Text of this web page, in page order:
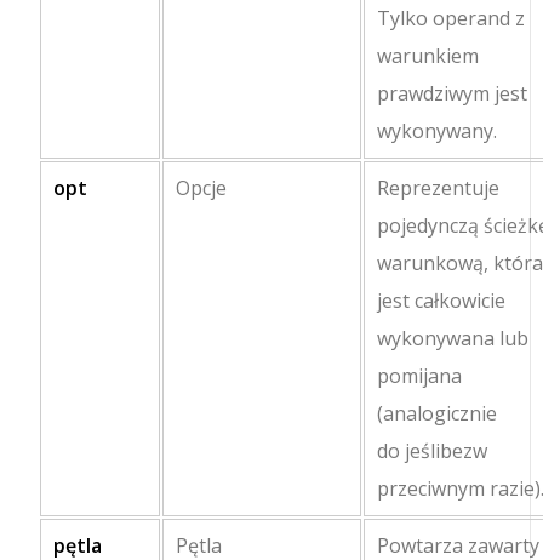
Tylko operand z
warunkiem
prawdziwym jest
wykonywany.
opt Opcje
Reprezentuje
pojedynczą
warunkową, która
jest całkowicie
wykonywana lub
pomijana
(analogicznie
do jeślibezw
przeciwnym razie
pętla Pętla
Powtarza zawarty